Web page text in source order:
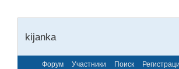
kijanka
Форум Участники Поиск